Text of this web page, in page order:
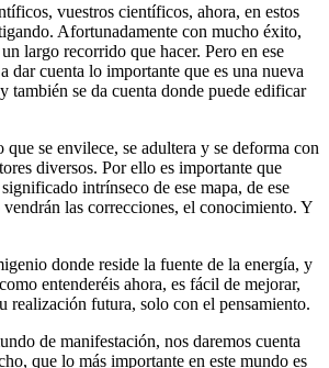
vuestros científicos, ahora, en estos
Afortunadamente con mucho éxito,
largo recorrido que hacer. Pero en ese
dar cuenta lo importante que es una nueva
también se da cuenta donde puede edificar
que se envilece, se adultera y se deforma con
diversos. Por ello es importante que
intrínseco de ese mapa, de ese
las correcciones, el conocimiento. Y
donde reside la fuente de la energía, y
entenderéis ahora, es fácil de mejorar,
realización futura, solo con el pensamiento.
de manifestación, nos daremos cuenta
que lo más importante en este mundo es